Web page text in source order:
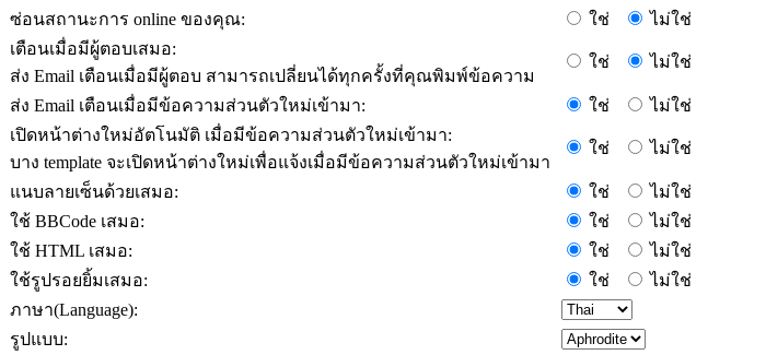
ซ่อนสถานะการ online ของคุณ:
ใช่
ไม่ใช่
เตือนเมื่อมีผู้ตอบเสมอ:
ส่ง Email เตือนเมื่อมีผู้ตอบ สามารถเปลี่ยนได้ทุกครั้งที่คุณพิมพ์ข้อความ
ใช่ ไม่ใช่
ส่ง Email เตือนเมื่อมีข้อความส่วนตัวใหม่เข้ามา: ใช่
ไม่ใช่
เปิดหน้าต่างใหม่อัตโนมัติ เมื่อมีข้อความส่วนตัวใหม่เข้ามา:
บาง template จะเปิดหน้าต่างใหม่เพื่อแจ้งเมื่อมีข้อความส่วนตัวใหม่เข้ามา
ใช่ ไม่ใช่
แนบลายเซ็นด้วยเสมอ: ใช่
ไม่ใช่
ใช้ BBCode เสมอ:
ใช่
ไม่ใช่
ใช้ HTML เสมอ:
ใช่
ไม่ใช่
ใช้รูปรอยยิ้มเสมอ:
ใช่
ไม่ใช่
ภาษา(Language):
รูปแบบ: